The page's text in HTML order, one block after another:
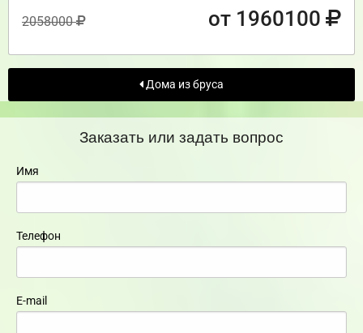
2058000 от 1960100
Дома из бруса
Заказать или задать вопрос
Имя
Телефон
E-mail